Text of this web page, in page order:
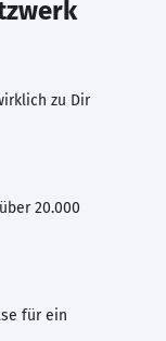
zu Dir
20.000
für ein